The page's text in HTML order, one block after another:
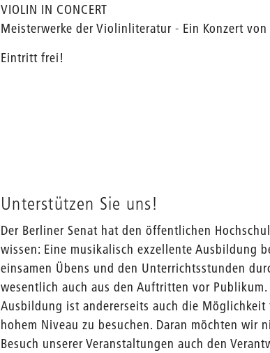
VIOLIN IN CONCERT
Meisterwerke der Violinliteratur - Ein Konzert
Eintritt frei!
Unterstützen Sie uns!
Der Berliner Senat hat den öffentlichen
wissen: Eine musikalisch exzellente Ausbildung
einsamen Übens und den Unterrichtsstunden
wesentlich auch aus den Auftritten vor
Ausbildung ist andererseits auch die
hohem Niveau zu besuchen. Daran möchten wir
Besuch unserer Veranstaltungen auch den